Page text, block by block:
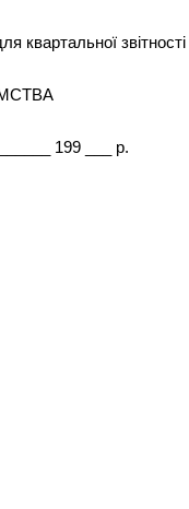
квартальної
199 ___ р.